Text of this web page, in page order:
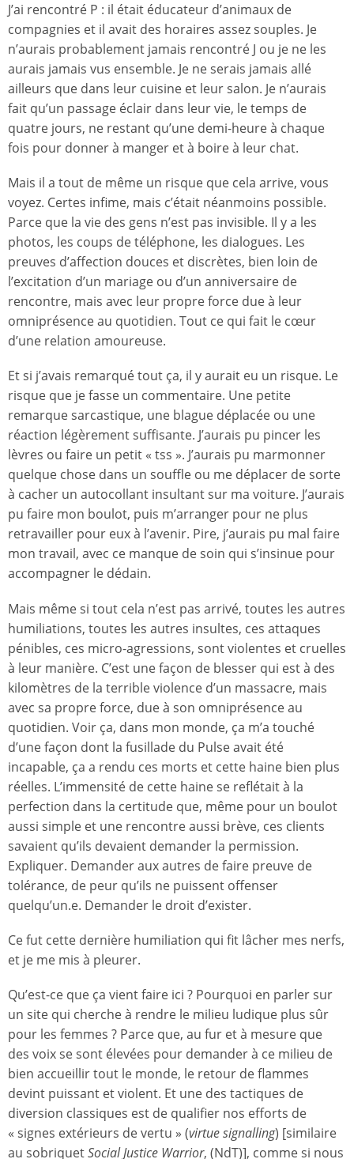
J’ai rencontré P : il était éducateur d’animaux de
compagnies et il avait des horaires assez souples. Je
n’aurais probablement jamais rencontré J ou je ne les
aurais jamais vus ensemble. Je ne serais jamais allé
ailleurs que dans leur cuisine et leur salon. Je n’aurais
fait qu’un passage éclair dans leur vie, le temps de
quatre jours, ne restant qu’une demi-heure à chaque
fois pour donner à manger et à boire à leur chat.
Mais il a tout de même un risque que cela arrive, vous
voyez. Certes infime, mais c’était néanmoins possible.
Parce que la vie des gens n’est pas invisible. Il y a les
photos, les coups de téléphone, les dialogues. Les
preuves d’affection douces et discrètes, bien loin de
l’excitation d’un mariage ou d’un anniversaire de
rencontre, mais avec leur propre force due à leur
omniprésence au quotidien. Tout ce qui fait le cœur
d’une relation amoureuse.
Et si j’avais remarqué tout ça, il y aurait eu un risque. Le
risque que je fasse un commentaire. Une petite
remarque sarcastique, une blague déplacée ou une
réaction légèrement suffisante. J’aurais pu pincer les
lèvres ou faire un petit « tss ». J’aurais pu marmonner
quelque chose dans un souffle ou me déplacer de sorte
à cacher un autocollant insultant sur ma voiture. J’aurais
pu faire mon boulot, puis m’arranger pour ne plus
retravailler pour eux à l’avenir. Pire, j’aurais pu mal faire
mon travail, avec ce manque de soin qui s’insinue pour
accompagner le dédain.
Mais même si tout cela n’est pas arrivé, toutes les autres
humiliations, toutes les autres insultes, ces attaques
pénibles, ces micro-agressions, sont violentes et cruelles
à leur manière. C’est une façon de blesser qui est à des
kilomètres de la terrible violence d’un massacre, mais
avec sa propre force, due à son omniprésence au
quotidien. Voir ça, dans mon monde, ça m’a touché
d’une façon dont la fusillade du Pulse avait été
incapable, ça a rendu ces morts et cette haine bien plus
réelles. L’immensité de cette haine se reflétait à la
perfection dans la certitude que, même pour un boulot
aussi simple et une rencontre aussi brève, ces clients
savaient qu’ils devaient demander la permission.
Expliquer. Demander aux autres de faire preuve de
tolérance, de peur qu’ils ne puissent offenser
quelqu’un.e. Demander le droit d’exister.
Ce fut cette dernière humiliation qui fit lâcher mes nerfs,
et je me mis à pleurer.
Qu’est-ce que ça vient faire ici ? Pourquoi en parler sur
un site qui cherche à rendre le milieu ludique plus sûr
pour les femmes ? Parce que, au fur et à mesure que
des voix se sont élevées pour demander à ce milieu de
bien accueillir tout le monde, le retour de flammes
devint puissant et violent. Et une des tactiques de
diversion classiques est de qualifier nos efforts de
« signes extérieurs de vertu » (virtue signalling) [similaire
au sobriquetSocial Justice Warrior, (NdT)], comme si nous